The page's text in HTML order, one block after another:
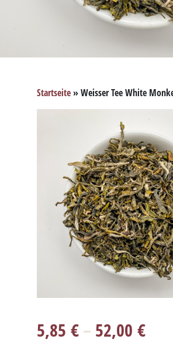
Startseite »Weisser Tee White
5,85 €– 52,00 €